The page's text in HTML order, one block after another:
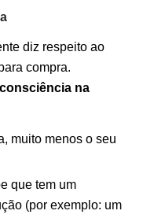
diz respeito ao
compra.
na
muito menos o seu
que tem um
(por exemplo: um